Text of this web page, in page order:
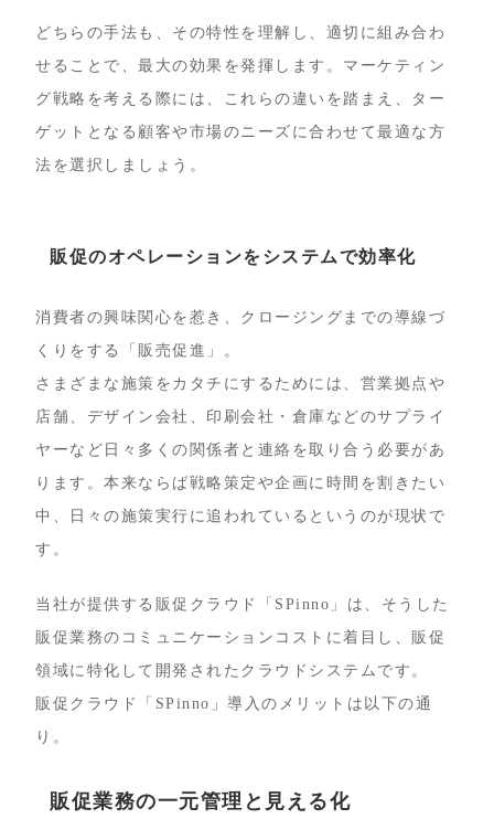
どちらの手法も、その特性を理解し、適切に組み合わ
せることで、最大の効果を発揮します。マーケティン
グ戦略を考える際には、これらの違いを踏まえ、ター
ゲットとなる顧客や市場のニーズに合わせて最適な方
法を選択しましょう。
販促のオペレーションをシステムで効率化
消費者の興味関心を惹き、クロージングまでの導線づ
くりをする「販売促進」。
さまざまな施策をカタチにするためには、営業拠点や
店舗、デザイン会社、印刷会社・倉庫などのサプライ
ヤーなど日々多くの関係者と連絡を取り合う必要があ
ります。本来ならば戦略策定や企画に時間を割きたい
中、日々の施策実行に追われているというのが現状で
す。
当社が提供する販促クラウド「SPinno」は、そうした
販促業務のコミュニケーションコストに着目し、販促
領域に特化して開発されたクラウドシステムです。
販促クラウド「SPinno」導入のメリットは以下の通
り。
販促業務の一元管理と見える化